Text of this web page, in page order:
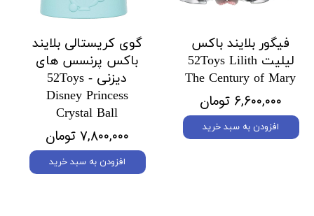
فیگور بلایند باکس
لیلیت 52Toys Lilith
The Century of Mary
۶,۶۰۰,۰۰۰ تومان
افزودن به سبد خرید
گوی کریستالی بلایند
باکس پرنسس های
دیزنی 52Toys -
Disney Princess
Crystal Ball
۷,۸۰۰,۰۰۰ تومان
افزودن به سبد خرید